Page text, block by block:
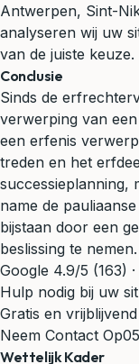
Antwerpen, Sint-
analyseren wij uw
van de juiste keuze.
Conclusie
Sinds de
verwerping van
een erfenis
treden en het
successieplanning,
name de
bijstaan door een
beslissing te nemen.
Google 4.9/5 (163)
Hulp nodig bij uw
Gratis en
Neem Contact Op
Wettelijk Kader